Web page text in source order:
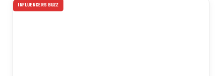
INFLUENCERS BUZZ